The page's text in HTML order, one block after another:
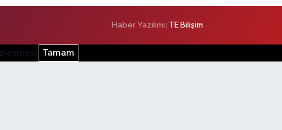
Haber Yazılımı: TE Bilişim
Tamam